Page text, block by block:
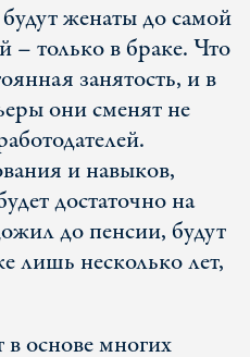
женаты до самой
– только в браке. Что
занятость, и в
они сменят не
и навыков,
достаточно на
до пенсии, будут
лишь несколько лет,
основе многих